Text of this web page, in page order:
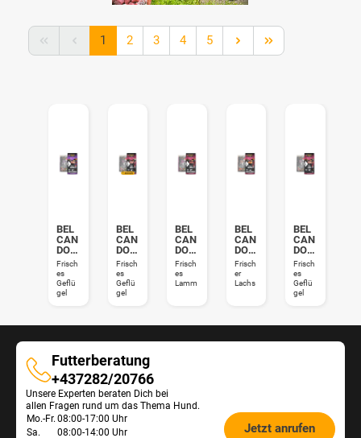
Seite
1 Seite
2 Seite
3 Seite
4 Seite
5
BEL
CAN
DO
Fine
st
GF
Seni
Frisch
es
Geflü
gel
BEL
CAN
DO
Fine
st
Duck
Frisch
es
Geflü
gel
BEL
CAN
DO
Fine
st
GF
Frisch
es
Lamm
BEL
CAN
DO
Fine
st
GF
Frisch
er
Lachs
BEL
CAN
DO
Fine
st
Light
Frisch
es
Geflü
gel
Futterberatung
Futterberatung
+437282/20766
Unsere Experten beraten Dich bei
allen Fragen rund um das Thema Hund.
Öffnungszeiten
Mo.-Fr. 08:00-17:00 Uhr
Sa.
08:00-14:00 Uhr Jetzt anrufen